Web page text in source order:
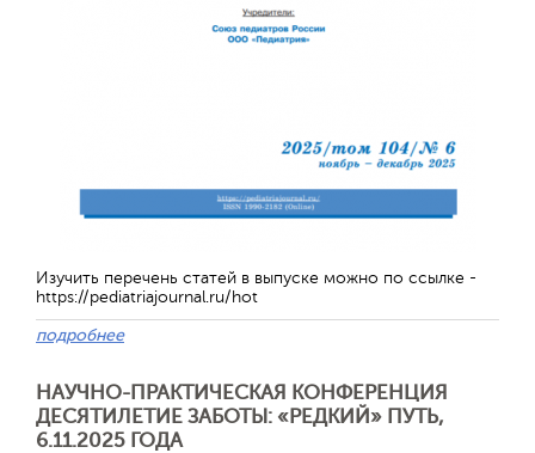
Изучить перечень статей в выпуске можно по ссылке -
https://pediatriajournal.ru/hot
подробнее
НАУЧНО-ПРАКТИЧЕСКАЯ КОНФЕРЕНЦИЯ
ДЕСЯТИЛЕТИЕ ЗАБОТЫ: «РЕДКИЙ» ПУТЬ,
6.11.2025 ГОДА